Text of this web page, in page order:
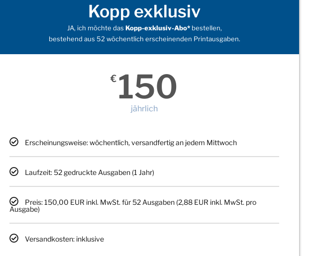
Kopp exklusiv
JA, ich möchte das Kopp-exklusiv-Abo*bestellen,
bestehend aus 52 wöchentlich erscheinenden Printausgaben.
€ 150
jährlich
Erscheinungsweise: wöchentlich, versandfertig an jedem Mittwoch
Laufzeit: 52 gedruckte Ausgaben (1 Jahr)
Preis: 150,00 EUR inkl. MwSt. für 52 Ausgaben (2,88 EUR inkl. MwSt. pro
Ausgabe)
Versandkosten: inklusive